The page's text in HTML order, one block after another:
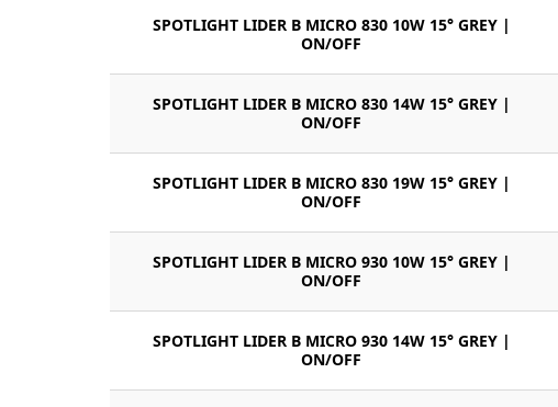
SPOTLIGHT LIDER B MICRO 830 10W 15° GREY |
ON/OFF
SPOTLIGHT LIDER B MICRO 830 14W 15° GREY |
ON/OFF
SPOTLIGHT LIDER B MICRO 830 19W 15° GREY |
ON/OFF
SPOTLIGHT LIDER B MICRO 930 10W 15° GREY |
ON/OFF
SPOTLIGHT LIDER B MICRO 930 14W 15° GREY |
ON/OFF